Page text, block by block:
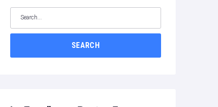
SEARCH